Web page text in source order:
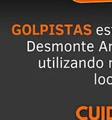
da peça;
de perguntas;
para evitar trocas;